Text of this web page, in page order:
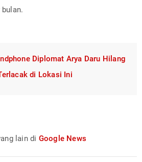
bulan.
Diplomat Arya Daru Hilang
di Lokasi Ini
lain di Google News